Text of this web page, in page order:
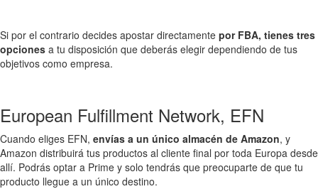
Si por el contrario decides apostar directamente por FBA, tienes tres
opciones a tu disposición que deberás elegir dependiendo de tus
objetivos como empresa.
European Fulfillment Network, EFN
Cuando eliges EFN, envías a un único almacén de Amazon, y
Amazon distribuirá tus productos al cliente final por toda Europa desde
allí. Podrás optar a Prime y solo tendrás que preocuparte de que tu
producto llegue a un único destino.